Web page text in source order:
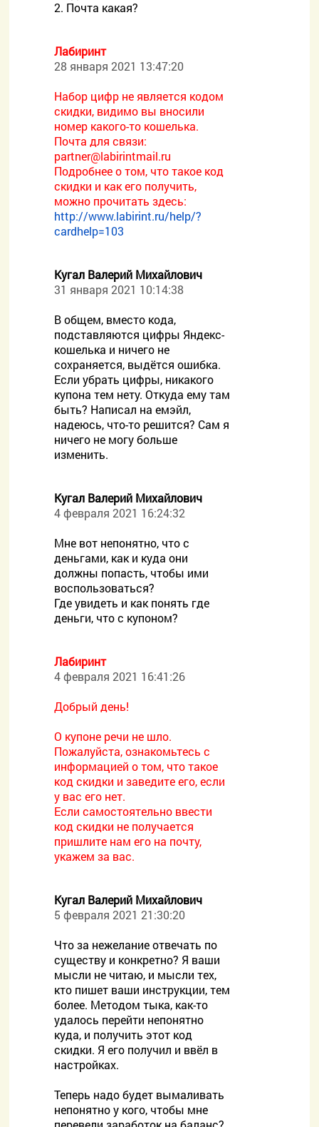
2. Почта какая?
Лабиринт
28 января 2021 13:47:20
Набор цифр не является кодом
скидки, видимо вы вносили
номер какого-то кошелька.
Почта для связи:
partner@labirintmail.ru
Подробнее о том, что такое код
скидки и как его получить,
можно прочитать здесь:
http://www.labirint.ru/help/?
cardhelp=103
Кугал Валерий Михайлович
31 января 2021 10:14:38
В общем, вместо кода,
подставляются цифры Яндекс-
кошелька и ничего не
сохраняется, выдётся ошибка.
Если убрать цифры, никакого
купона тем нету. Откуда ему там
быть? Написал на емэйл,
надеюсь, что-то решится? Сам я
ничего не могу больше
изменить.
Кугал Валерий Михайлович
4 февраля 2021 16:24:32
Мне вот непонятно, что с
деньгами, как и куда они
должны попасть, чтобы ими
воспользоваться?
Где увидеть и как понять где
деньги, что с купоном?
Лабиринт
4 февраля 2021 16:41:26
Добрый день!
О купоне речи не шло.
Пожалуйста, ознакомьтесь с
информацией о том, что такое
код скидки и заведите его, если
у вас его нет.
Если самостоятельно ввести
код скидки не получается
пришлите нам его на почту,
укажем за вас.
Кугал Валерий Михайлович
5 февраля 2021 21:30:20
Что за нежелание отвечать по
существу и конкретно? Я ваши
мысли не читаю, и мысли тех,
кто пишет ваши инструкции, тем
более. Методом тыка, как-то
удалось перейти непонятно
куда, и получить этот код
скидки. Я его получил и ввёл в
настройках.
Теперь надо будет вымаливать
непонятно у кого, чтобы мне